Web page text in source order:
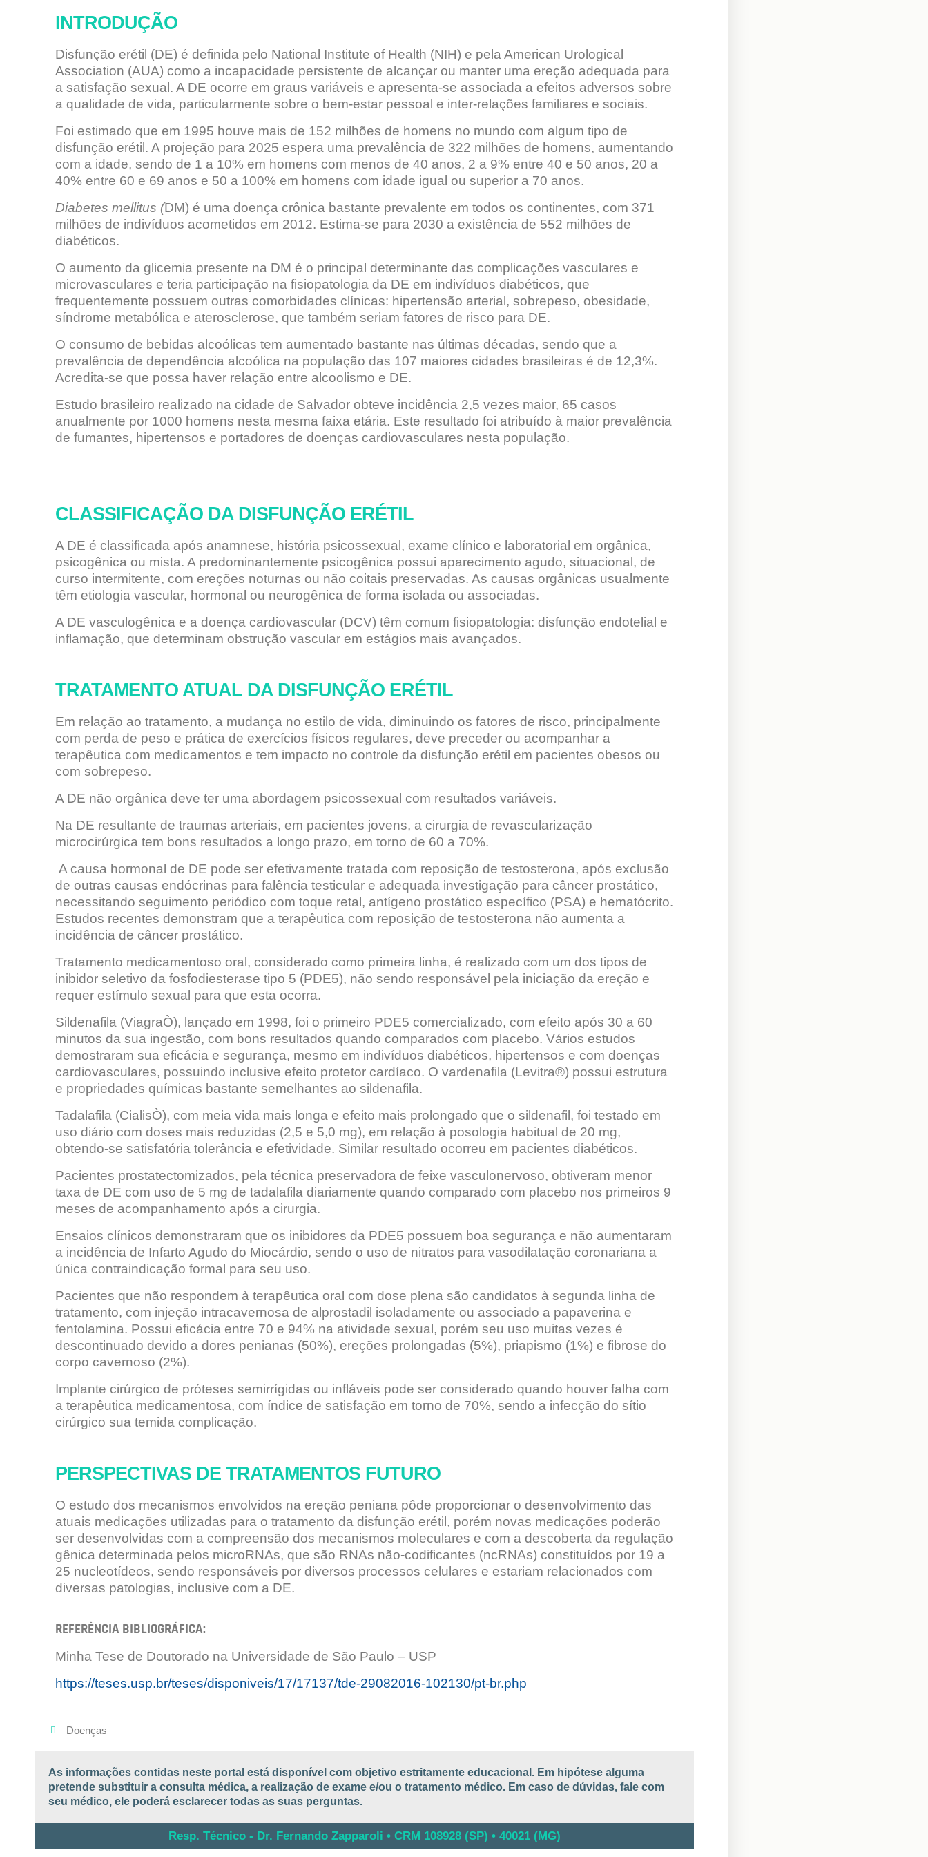
INTRODUÇÃO
Disfunção erétil (DE) é definida pelo National Institute of Health (NIH) e pela American Urological
Association (AUA) como a incapacidade persistente de alcançar ou manter uma ereção adequada para
a satisfação sexual. A DE ocorre em graus variáveis e apresenta-se associada a efeitos adversos sobre
a qualidade de vida, particularmente sobre o bem-estar pessoal e inter-relações familiares e sociais.
Foi estimado que em 1995 houve mais de 152 milhões de homens no mundo com algum tipo de
disfunção erétil. A projeção para 2025 espera uma prevalência de 322 milhões de homens, aumentando
com a idade, sendo de 1 a 10% em homens com menos de 40 anos, 2 a 9% entre 40 e 50 anos, 20 a
40% entre 60 e 69 anos e 50 a 100% em homens com idade igual ou superior a 70 anos.
Diabetes mellitus (DM) é uma doença crônica bastante prevalente em todos os continentes, com 371
milhões de indivíduos acometidos em 2012. Estima-se para 2030 a existência de 552 milhões de
diabéticos.
O aumento da glicemia presente na DM é o principal determinante das complicações vasculares e
microvasculares e teria participação na fisiopatologia da DE em indivíduos diabéticos, que
frequentemente possuem outras comorbidades clínicas: hipertensão arterial, sobrepeso, obesidade,
síndrome metabólica e aterosclerose, que também seriam fatores de risco para DE.
O consumo de bebidas alcoólicas tem aumentado bastante nas últimas décadas, sendo que a
prevalência de dependência alcoólica na população das 107 maiores cidades brasileiras é de 12,3%.
Acredita-se que possa haver relação entre alcoolismo e DE.
Estudo brasileiro realizado na cidade de Salvador obteve incidência 2,5 vezes maior, 65 casos
anualmente por 1000 homens nesta mesma faixa etária. Este resultado foi atribuído à maior prevalência
de fumantes, hipertensos e portadores de doenças cardiovasculares nesta população.
CLASSIFICAÇÃO DA DISFUNÇÃO ERÉTIL
A DE é classificada após anamnese, história psicossexual, exame clínico e laboratorial em orgânica,
psicogênica ou mista. A predominantemente psicogênica possui aparecimento agudo, situacional, de
curso intermitente, com ereções noturnas ou não coitais preservadas. As causas orgânicas usualmente
têm etiologia vascular, hormonal ou neurogênica de forma isolada ou associadas.
A DE vasculogênica e a doença cardiovascular (DCV) têm comum fisiopatologia: disfunção endotelial e
inflamação, que determinam obstrução vascular em estágios mais avançados.
TRATAMENTO ATUAL DA DISFUNÇÃO ERÉTIL
Em relação ao tratamento, a mudança no estilo de vida, diminuindo os fatores de risco, principalmente
com perda de peso e prática de exercícios físicos regulares, deve preceder ou acompanhar a
terapêutica com medicamentos e tem impacto no controle da disfunção erétil em pacientes obesos ou
com sobrepeso.
A DE não orgânica deve ter uma abordagem psicossexual com resultados variáveis.
Na DE resultante de traumas arteriais, em pacientes jovens, a cirurgia de revascularização
microcirúrgica tem bons resultados a longo prazo, em torno de 60 a 70%.
A causa hormonal de DE pode ser efetivamente tratada com reposição de testosterona, após exclusão
de outras causas endócrinas para falência testicular e adequada investigação para câncer prostático,
necessitando seguimento periódico com toque retal, antígeno prostático específico (PSA) e hematócrito.
Estudos recentes demonstram que a terapêutica com reposição de testosterona não aumenta a
incidência de câncer prostático.
Tratamento medicamentoso oral, considerado como primeira linha, é realizado com um dos tipos de
inibidor seletivo da fosfodiesterase tipo 5 (PDE5), não sendo responsável pela iniciação da ereção e
requer estímulo sexual para que esta ocorra.
Sildenafila (ViagraÒ), lançado em 1998, foi o primeiro PDE5 comercializado, com efeito após 30 a 60
minutos da sua ingestão, com bons resultados quando comparados com placebo. Vários estudos
demostraram sua eficácia e segurança, mesmo em indivíduos diabéticos, hipertensos e com doenças
cardiovasculares, possuindo inclusive efeito protetor cardíaco. O vardenafila (Levitra®) possui estrutura
e propriedades químicas bastante semelhantes ao sildenafila.
Tadalafila (CialisÒ), com meia vida mais longa e efeito mais prolongado que o sildenafil, foi testado em
uso diário com doses mais reduzidas (2,5 e 5,0 mg), em relação à posologia habitual de 20 mg,
obtendo-se satisfatória tolerância e efetividade. Similar resultado ocorreu em pacientes diabéticos.
Pacientes prostatectomizados, pela técnica preservadora de feixe vasculonervoso, obtiveram menor
taxa de DE com uso de 5 mg de tadalafila diariamente quando comparado com placebo nos primeiros 9
meses de acompanhamento após a cirurgia.
Ensaios clínicos demonstraram que os inibidores da PDE5 possuem boa segurança e não aumentaram
a incidência de Infarto Agudo do Miocárdio, sendo o uso de nitratos para vasodilatação coronariana a
única contraindicação formal para seu uso.
Pacientes que não respondem à terapêutica oral com dose plena são candidatos à segunda linha de
tratamento, com injeção intracavernosa de alprostadil isoladamente ou associado a papaverina e
fentolamina. Possui eficácia entre 70 e 94% na atividade sexual, porém seu uso muitas vezes é
descontinuado devido a dores penianas (50%), ereções prolongadas (5%), priapismo (1%) e fibrose do
corpo cavernoso (2%).
Implante cirúrgico de próteses semirrígidas ou infláveis pode ser considerado quando houver falha com
a terapêutica medicamentosa, com índice de satisfação em torno de 70%, sendo a infecção do sítio
cirúrgico sua temida complicação.
PERSPECTIVAS DE TRATAMENTOS FUTURO
O estudo dos mecanismos envolvidos na ereção peniana pôde proporcionar o desenvolvimento das
atuais medicações utilizadas para o tratamento da disfunção erétil, porém novas medicações poderão
ser desenvolvidas com a compreensão dos mecanismos moleculares e com a descoberta da regulação
gênica determinada pelos microRNAs, que são RNAs não-codificantes (ncRNAs) constituídos por 19 a
25 nucleotídeos, sendo responsáveis por diversos processos celulares e estariam relacionados com
diversas patologias, inclusive com a DE.
REFERÊNCIA BIBLIOGRÁFICA:
Minha Tese de Doutorado na Universidade de São Paulo – USP
https://teses.usp.br/teses/disponiveis/17/17137/tde-29082016-102130/pt-br.php
Doenças
As informações contidas neste portal está disponível com objetivo estritamente educacional. Em hipótese alguma
pretende substituir a consulta médica, a realização de exame e/ou o tratamento médico. Em caso de dúvidas, fale com
seu médico, ele poderá esclarecer todas as suas perguntas.
Resp. Técnico - Dr. Fernando Zapparoli • CRM 108928 (SP) • 40021 (MG)